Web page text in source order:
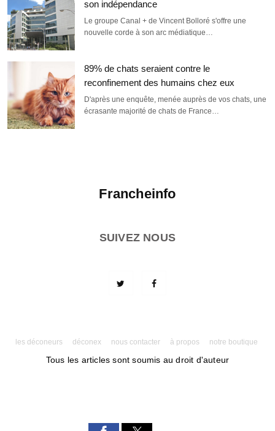
son indépendance
Le groupe Canal + de Vincent Bolloré s'offre une
nouvelle corde à son arc médiatique…
89% de chats seraient contre le
reconfinement des humains chez eux
D'après une enquête, menée auprès de vos chats, une
écrasante majorité de chats de France…
Francheinfo
SUIVEZ NOUS
les déconeurs déconex nous contacter à propos notre boutique
Tous les articles sont soumis au droit d'auteur